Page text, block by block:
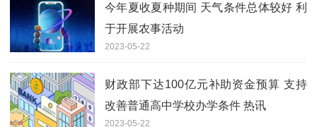
今年夏收夏种期间 天气条件总体较好 利
于开展农事活动
2023-05-22
财政部下达100亿元补助资金预算 支持
改善普通高中学校办学条件 热讯
2023-05-22